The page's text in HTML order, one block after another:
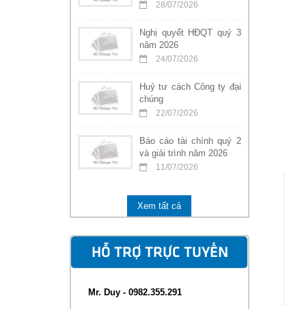
28/07/2026
Nghị quyết HĐQT quý 3
năm 2026
24/07/2026
Huỷ tư cách Công ty đại
chúng
22/07/2026
Báo cáo tài chính quý 2
và giải trình năm 2026
11/07/2026
Xem tất cả
HỖ TRỢ TRỰC TUYẾN
Mr. Duy - 0982.355.291